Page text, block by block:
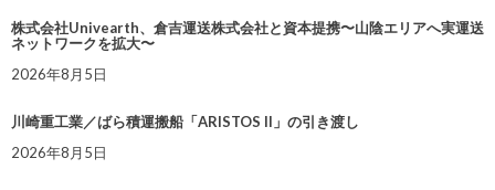
株式会社Univearth、倉吉運送株式会社と資本提携〜山陰エリアへ実運送
ネットワークを拡大〜
2026年8月5日
川崎重工業／ばら積運搬船「ARISTOS II」の引き渡し
2026年8月5日